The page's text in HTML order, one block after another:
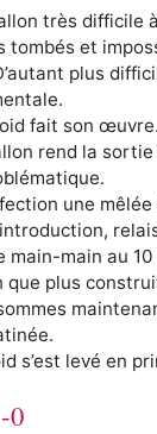
très difficile
tombés et
plus
fait son œuvre.
rend la
une
main-main au
plus
s’est levé en
0